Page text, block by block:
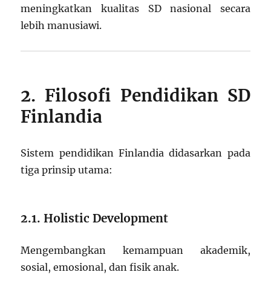
meningkatkan kualitas SD nasional secara
lebih manusiawi.
2. Filosofi Pendidikan SD
Finlandia
Sistem pendidikan Finlandia didasarkan pada
tiga prinsip utama:
2.1. Holistic Development
Mengembangkan kemampuan akademik,
sosial, emosional, dan fisik anak.